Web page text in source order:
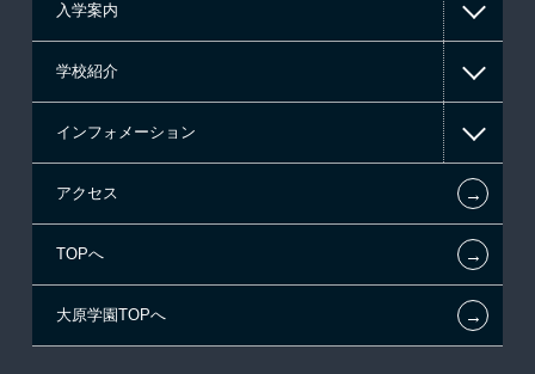
東京経営大学 学士取得コース
高等教育の修学支援新制度
日本学生支援機構の奨学金
国の教育ローン
提携教育ローン
試験による特待生制度
資格・クラブ活動による特待生制度
入学案内
一般入学
指定校推薦入学
特別推薦入学
推薦入学
ボランティア・クラブ・
生徒会活動推薦入学
学校紹介
在校生からあなたへ
夢を叶えた先輩たち
施設・研修所
学生寮・マンションのご案内
インフォメーション
お知らせ・新着情報
在校生へのお知らせ
各種証明書の発行ご希望の方
アクセス ←
TOPへ ←
大原学園TOPへ ←